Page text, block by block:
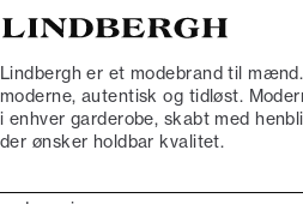
Lindbergh er et modebrand til
moderne, autentisk og tidløst.
i enhver garderobe, skabt med
der ønsker holdbar kvalitet.